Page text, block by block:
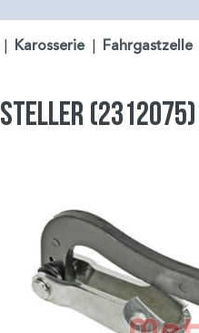
Karosserie Fahrgastzelle
(2312075)